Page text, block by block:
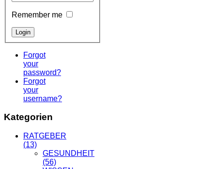
Remember me
Forgot
your
password?
Forgot
your
username?
Kategorien
RATGEBER
(13)
GESUNDHEIT
(56)